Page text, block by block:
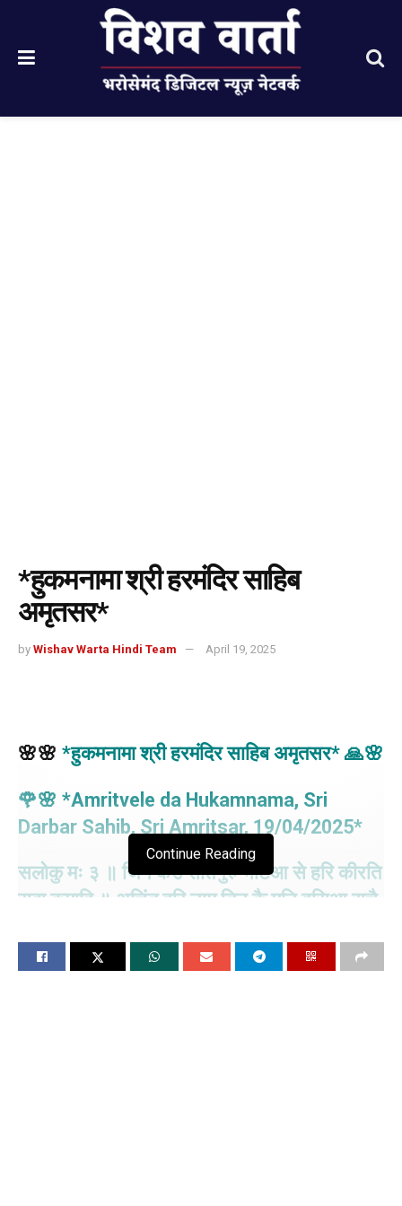
*हुकमनामा श्री हरमंदिर साहिब
अमृतसर*
by Wishav Warta Hindi Team April 19, 2025
🌸🌸 *हुकमनामा श्री हरमंदिर साहिब अमृतसर* 🙏🌸
🌹🌸 *Amritvele da Hukamnama, Sri
Darbar Sahib, Sri Amritsar, 19/04/2025*
सलोकु मः ३ ॥ जिन कंउ सतिगुरु भेटिआ से हरि कीरति
सदा कमाहि ॥ अचिंतु हरि नामु तिन कै मनि वसिआ सचै
पाहि ॥ पारब्रहमु तिन कंउ संतुसटु भइआ जो गुर चरनी
Continue Reading